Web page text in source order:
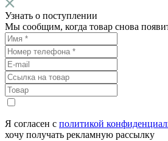
Узнать о поступлении
Мы сообщим, когда товар снова
Я согласен с политикой
хочу получать рекламную рассылку